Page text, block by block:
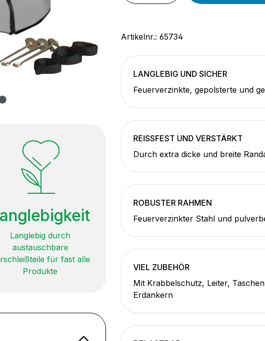
Langlebig durch
austauschbare
für fast alle
Produkte
Artikelnr.: 65734
LANGLEBIG UND SICHER
Feuerverzinkte, gepolsterte und
REISSFEST UND VERSTÄRKT
Durch extra dicke und breite
ROBUSTER RAHMEN
Feuerverzinkter Stahl und
VIEL ZUBEHÖR
Mit Krabbelschutz, Leiter,
Erdankern